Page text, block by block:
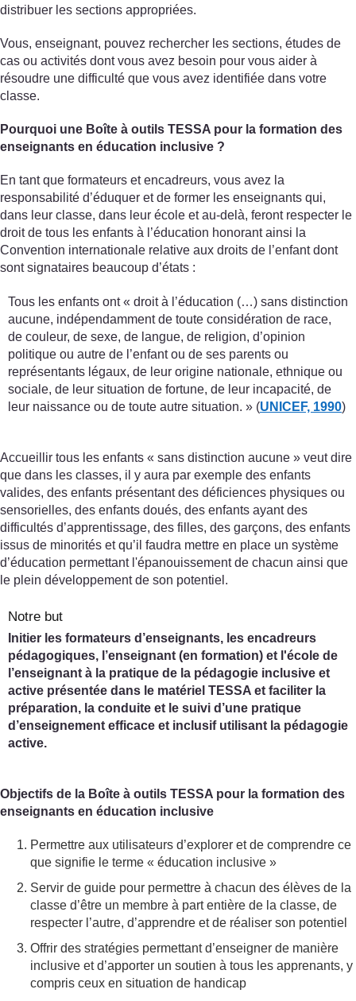
distribuer les sections appropriées.
Vous, enseignant, pouvez rechercher les sections, études de
cas ou activités dont vous avez besoin pour vous aider à
résoudre une difficulté que vous avez identifiée dans votre
classe.
Pourquoi une Boîte à outils TESSA pour la formation des
enseignants en éducation inclusive ?
En tant que formateurs et encadreurs, vous avez la
responsabilité d’éduquer et de former les enseignants qui,
dans leur classe, dans leur école et au-delà, feront respecter le
droit de tous les enfants à l’éducation honorant ainsi la
Convention internationale relative aux droits de l’enfant dont
sont signataires beaucoup d’états :
Tous les enfants ont « droit à l’éducation (…) sans distinction
aucune, indépendamment de toute considération de race,
de couleur, de sexe, de langue, de religion, d’opinion
politique ou autre de l’enfant ou de ses parents ou
représentants légaux, de leur origine nationale, ethnique ou
sociale, de leur situation de fortune, de leur incapacité, de
leur naissance ou de toute autre situation. » (UNICEF, 1990)
Accueillir tous les enfants « sans distinction aucune » veut dire
que dans les classes, il y aura par exemple des enfants
valides, des enfants présentant des déficiences physiques ou
sensorielles, des enfants doués, des enfants ayant des
difficultés d’apprentissage, des filles, des garçons, des enfants
issus de minorités et qu’il faudra mettre en place un système
d’éducation permettant l'épanouissement de chacun ainsi que
le plein développement de son potentiel.
Notre but
Initier les formateurs d’enseignants, les encadreurs
pédagogiques, l’enseignant (en formation) et l'école de
l’enseignant à la pratique de la pédagogie inclusive et
active présentée dans le matériel TESSA et faciliter la
préparation, la conduite et le suivi d’une pratique
d’enseignement efficace et inclusif utilisant la pédagogie
active.
Objectifs de la Boîte à outils TESSA pour la formation des
enseignants en éducation inclusive
Permettre aux utilisateurs d’explorer et de comprendre ce
que signifie le terme « éducation inclusive »
Servir de guide pour permettre à chacun des élèves de la
classe d’être un membre à part entière de la classe, de
respecter l’autre, d’apprendre et de réaliser son potentiel
Offrir des stratégies permettant d’enseigner de manière
inclusive et d’apporter un soutien à tous les apprenants, y
compris ceux en situation de handicap